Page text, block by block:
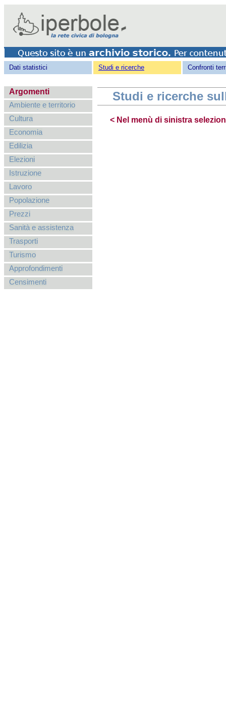
Dati statistici Studi e ricerche Confronti
Argomenti
Ambiente e territorio
Cultura
Economia
Edilizia
Elezioni
Istruzione
Lavoro
Popolazione
Prezzi
Sanità e assistenza
Trasporti
Turismo
Approfondimenti
Censimenti
Studi e ricerche
< Nel menù di sinistra